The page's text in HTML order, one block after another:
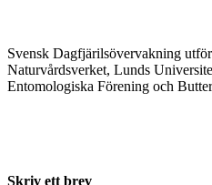
Svensk Dagfjärilsövervakning
Naturvårdsverket, Lunds
Entomologiska Förening och
Skriv ett brev